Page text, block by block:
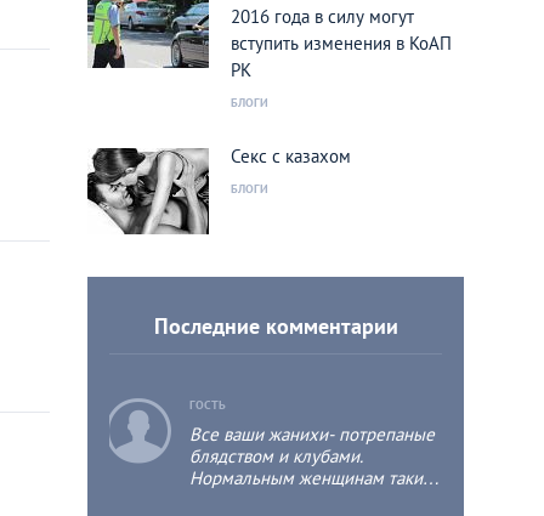
2016 года в силу могут
вступить изменения в КоАП
РК
БЛОГИ
Секс с казахом
БЛОГИ
Последние комментарии
c ГОСТЬ
Все ваши жанихи- потрепаные
блядством и клубами.
Нормальным женщинам такие